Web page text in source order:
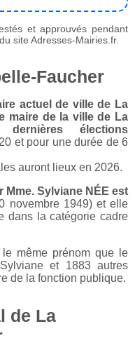
et approuvés pendant
site Adresses-Mairies.fr.
Faucher
actuel de ville de La
maire de la ville de La
dernières élections
et pour une durée de 6
auront lieux en 2026.
Mme. Sylviane NÉE est
novembre 1949) et elle
dans la catégorie cadre
même prénom que le
et 1883 autres
de la fonction publique.
de La